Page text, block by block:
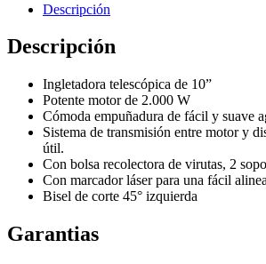
Descripción
Descripción
Ingletadora telescópica de 10”
Potente motor de 2.000 W
Cómoda empuñadura de fácil y suave
Sistema de transmisión entre motor y
útil.
Con bolsa recolectora de virutas, 2
Con marcador láser para una fácil
Bisel de corte 45° izquierda
Garantias